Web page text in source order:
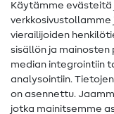
Ompelusanasto
Ompeluohjeet
Apua ja
Yhteystiedot
Käytämme
vierailijoiden
sisällön ja mainosten
median integrointiin
analysointiin.
on asennettu.
jotka mainitsemme